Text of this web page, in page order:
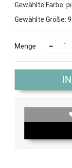
Gewählte Farbe:
Gewählte Größe:
Menge